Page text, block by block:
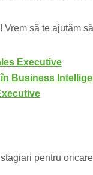
Vrem să te ajutăm
Executive
Business
stagiari pentru